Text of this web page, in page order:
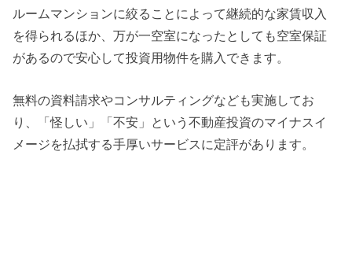
ルームマンションに絞ることによって継続的な家賃収入
を得られるほか、万が一空室になったとしても空室保証
があるので安心して投資用物件を購入できます。
無料の資料請求やコンサルティングなども実施してお
り、「怪しい」「不安」という不動産投資のマイナスイ
メージを払拭する手厚いサービスに定評があります。